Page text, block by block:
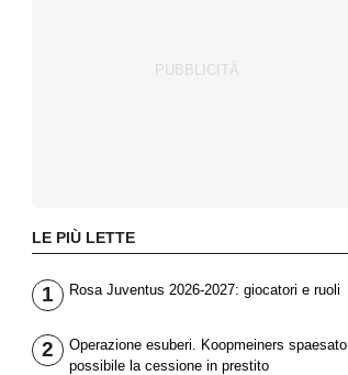
LE PIÙ LETTE
1 Rosa Juventus 2026-2027: giocatori e ruoli
2
Operazione esuberi. Koopmeiners spaesato,
possibile la cessione in prestito